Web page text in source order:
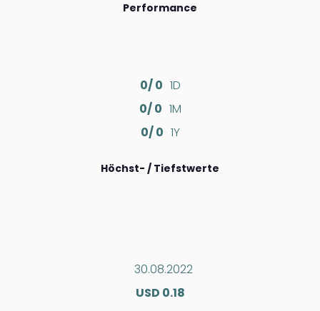
Performance
0/ 0 1D
0/ 0 1M
0/ 0 1Y
Höchst- / Tiefstwerte
30.08.2022
USD 0.18